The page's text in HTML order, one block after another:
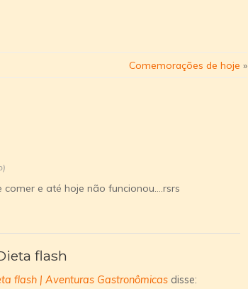
Comemorações de hoje »
e até hoje não funcionou….rsrs
flash
flash | Aventuras Gastronômicas disse: